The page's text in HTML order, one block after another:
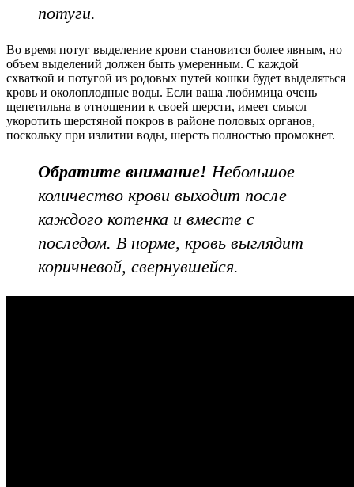
потуги.
Во время потуг выделение крови становится более явным, но
объем выделений должен быть умеренным. С каждой
схваткой и потугой из родовых путей кошки будет выделяться
кровь и околоплодные воды. Если ваша любимица очень
щепетильна в отношении к своей шерсти, имеет смысл
укоротить шерстяной покров в районе половых органов,
поскольку при излитии воды, шерсть полностью промокнет.
Обратите внимание! Небольшое
количество крови выходит после
каждого котенка и вместе с
последом. В норме, кровь выглядит
коричневой, свернувшейся.